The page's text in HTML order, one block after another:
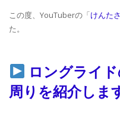
この度、YouTuberの「けんた
た。
ロングライ
周りを紹介しま